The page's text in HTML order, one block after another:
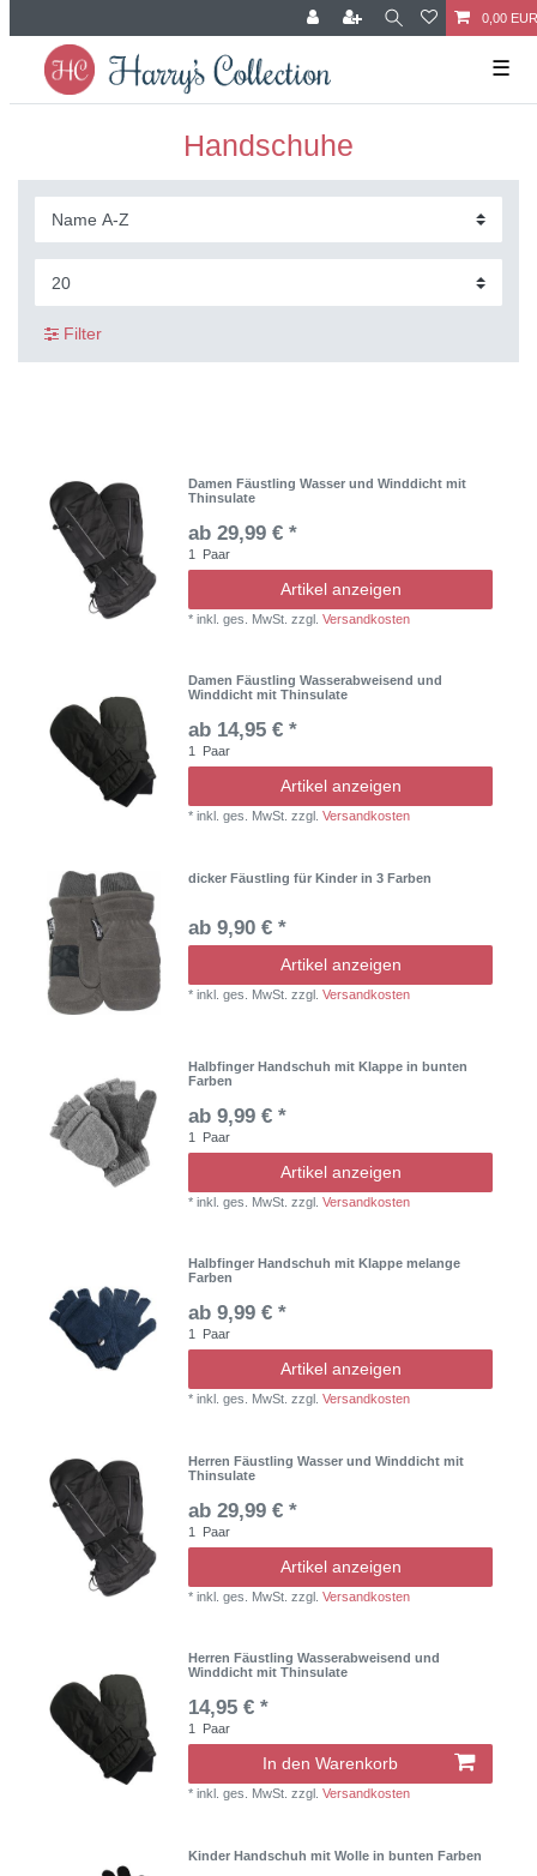
0,00 EUR
☰
Handschuhe
Filter
Damen Fäustling Wasser und Winddicht mit
Thinsulate
ab 29,99 € *
1 Paar
Artikel anzeigen
*inkl. ges. MwSt. zzgl.Versandkosten
Damen Fäustling Wasserabweisend und
Winddicht mit Thinsulate
ab 14,95 € *
1 Paar
Artikel anzeigen
*inkl. ges. MwSt. zzgl.Versandkosten
dicker Fäustling für Kinder in 3 Farben
ab 9,90 € *
Artikel anzeigen
*inkl. ges. MwSt. zzgl.Versandkosten
Halbfinger Handschuh mit Klappe in bunten
Farben
ab 9,99 € *
1 Paar
Artikel anzeigen
*inkl. ges. MwSt. zzgl.Versandkosten
Halbfinger Handschuh mit Klappe melange
Farben
ab 9,99 € *
1 Paar
Artikel anzeigen
*inkl. ges. MwSt. zzgl.Versandkosten
Herren Fäustling Wasser und Winddicht mit
Thinsulate
ab 29,99 € *
1 Paar
Artikel anzeigen
*inkl. ges. MwSt. zzgl.Versandkosten
Herren Fäustling Wasserabweisend und
Winddicht mit Thinsulate
14,95 € *
1 Paar
In den Warenkorb
*inkl. ges. MwSt. zzgl.Versandkosten
Kinder Handschuh mit Wolle in bunten Farben